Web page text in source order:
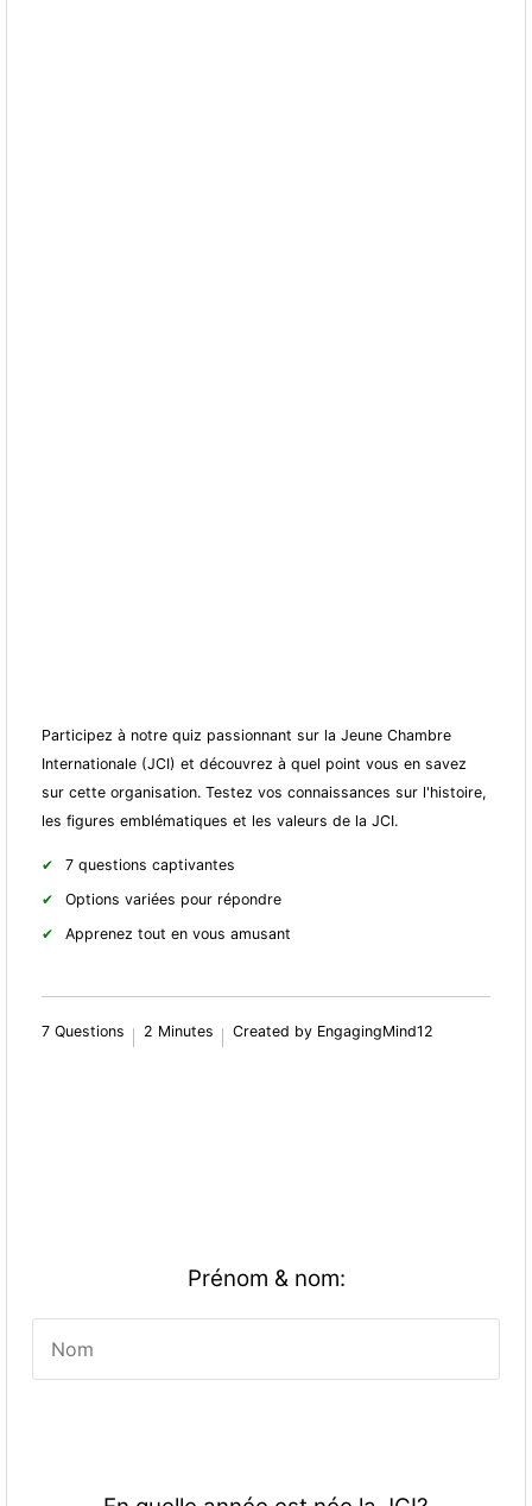
Participez à notre quiz passionnant sur la Jeune Chambre
Internationale (JCI) et découvrez à quel point vous en savez
sur cette organisation. Testez vos connaissances sur l'histoire,
les figures emblématiques et les valeurs de la JCI.
7 questions captivantes
Options variées pour répondre
Apprenez tout en vous amusant
7 Questions 2 Minutes Created by EngagingMind12
Prénom & nom: